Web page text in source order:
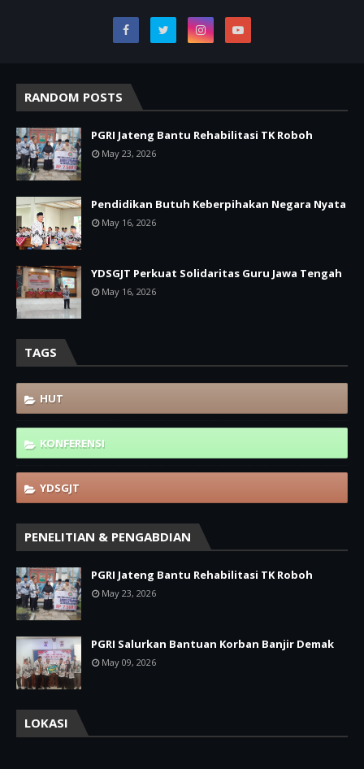
RANDOM POSTS
PGRI Jateng Bantu Rehabilitasi TK Roboh
May 23, 2026
Pendidikan Butuh Keberpihakan Negara Nyata
May 16, 2026
YDSGJT Perkuat Solidaritas Guru Jawa Tengah
May 16, 2026
TAGS
HUT
KONFERENSI
YDSGJT
PENELITIAN & PENGABDIAN
PGRI Jateng Bantu Rehabilitasi TK Roboh
May 23, 2026
PGRI Salurkan Bantuan Korban Banjir Demak
May 09, 2026
LOKASI